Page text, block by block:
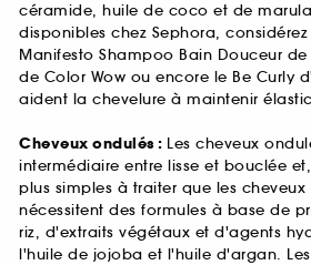
céramide, huile de coco et de
disponibles chez Sephora,
Manifesto Shampoo Bain Douceur de
de Color Wow ou encore le Be Curly
aident la chevelure à maintenir
Cheveux ondulés : Les cheveux
intermédiaire entre lisse et bouclée
plus simples à traiter que les cheveux
nécessitent des formules à base de
riz, d'extraits végétaux et d'agents
l'huile de jojoba et l'huile d'argan.